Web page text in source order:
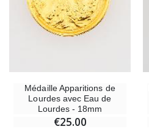
Médaille Apparitions de
Lourdes avec Eau de
Lourdes - 18mm
€25.00